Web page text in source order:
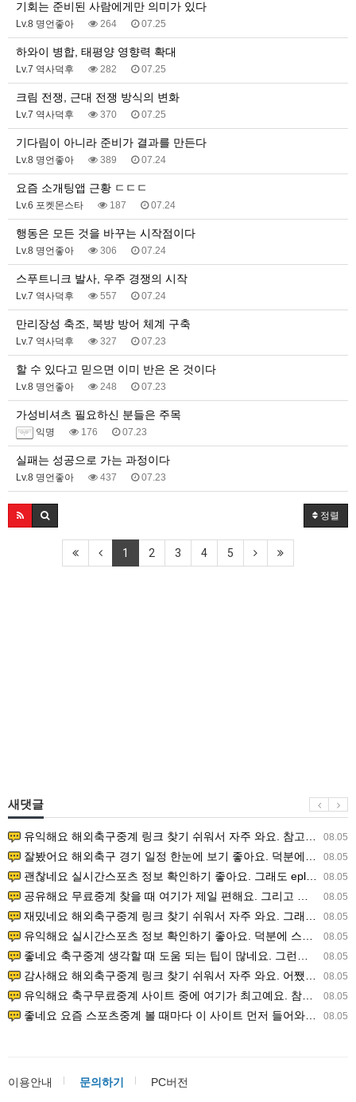
기회는 준비된 사람에게만 의미가 있다
Lv.8 명언좋아 264 07.25
하와이 병합, 태평양 영향력 확대
Lv.7 역사덕후 282 07.25
크림 전쟁, 근대 전쟁 방식의 변화
Lv.7 역사덕후 370 07.25
기다림이 아니라 준비가 결과를 만든다
Lv.8 명언좋아 389 07.24
요즘 소개팅앱 근황 ㄷㄷㄷ
Lv.6 포켓몬스타 187 07.24
행동은 모든 것을 바꾸는 시작점이다
Lv.8 명언좋아 306 07.24
스푸트니크 발사, 우주 경쟁의 시작
Lv.7 역사덕후 557 07.24
만리장성 축조, 북방 방어 체계 구축
Lv.7 역사덕후 327 07.23
할 수 있다고 믿으면 이미 반은 온 것이다
Lv.8 명언좋아 248 07.23
가성비셔츠 필요하신 분들은 주목
익명 176 07.23
실패는 성공으로 가는 과정이다
Lv.8 명언좋아 437 07.23
정렬
1 2 3 4 5
새댓글
08.05
유익해요 해외축구중계 링크 찾기 쉬워서 자주 와요. 참고로 무료스포츠중계 정보 확인할 때 출처 꼭 체크해요.…
08.05
잘봤어요 해외축구 경기 일정 한눈에 보기 좋아요. 덕분에 epl중계 볼 때 공식 중계 채널 먼저 찾아봐요. …
08.05
괜찮네요 실시간스포츠 정보 확인하기 좋아요. 그래도 epl중계 볼 때 공식 중계 채널 먼저 찾아봐요. 북마크…
08.05
공유해요 무료중계 찾을 때 여기가 제일 편해요. 그리고 무료스포츠중계 정보 확인할 때 출처 꼭 체크해요. 앞…
08.05
재밌네요 해외축구중계 링크 찾기 쉬워서 자주 와요. 그래서 해외축구중계도 정식 서비스로 봐야 안전해요. 다음…
08.05
유익해요 실시간스포츠 정보 확인하기 좋아요. 덕분에 스포츠중계는 합법적인 경로로만 시청하려 해요. 좋은 정보…
08.05
좋네요 축구중계 생각할 때 도움 되는 팁이 많네요. 그런데 해외축구중계도 정식 서비스로 봐야 안전해요. 다음…
08.05
감사해요 해외축구중계 링크 찾기 쉬워서 자주 와요. 어쨌든 축구무료중계도 합법적인 곳에서 봐야 마음 편해요.…
08.05
유익해요 축구무료중계 사이트 중에 여기가 최고예요. 참고로 축구무료중계도 합법적인 곳에서 봐야 마음 편해요.…
08.05
좋네요 요즘 스포츠중계 볼 때마다 이 사이트 먼저 들어와요. 그나저나 epl중계 볼 때 공식 중계 채널 먼저…
이용안내 문의하기 PC버전